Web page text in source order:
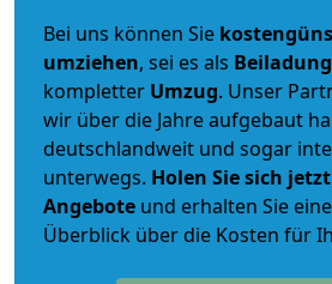
Bei uns können Sie
umziehen, sei es als Beiladung
kompletter Umzug. Unser
wir über die Jahre aufgebaut
deutschlandweit und sogar
unterwegs. Holen Sie sich
Angebote und erhalten Sie
Überblick über die Kosten für